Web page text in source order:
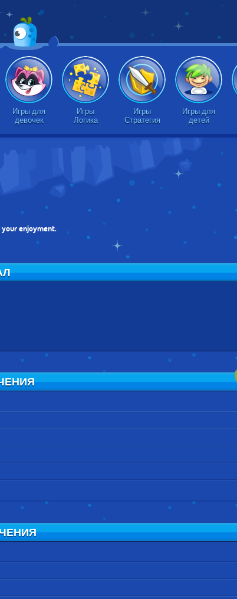
Игры для
девочек
Игры
Логика
Игры
Стратегия
Игры для
детей
enjoyment.